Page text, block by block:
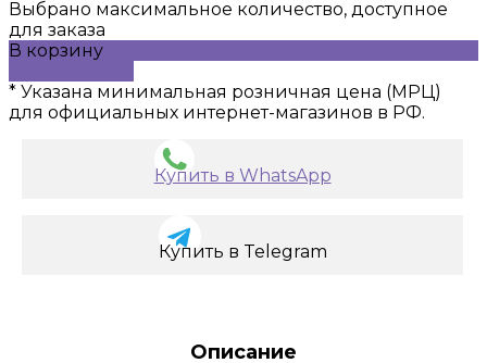
Выбрано максимальное количество, доступное
для заказа
В корзину
* Указана минимальная розничная цена (МРЦ)
для официальных интернет-магазинов в РФ.
Купить в WhatsApp
Купить в Telegram
Описание